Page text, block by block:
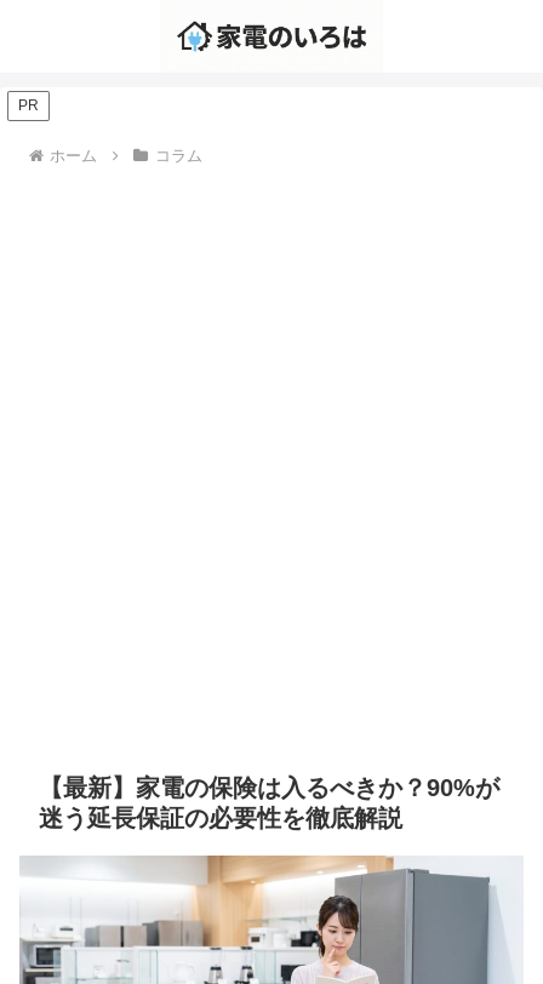
PR
ホーム コラム
【最新】家電の保険は入るべきか？90%が
迷う延長保証の必要性を徹底解説